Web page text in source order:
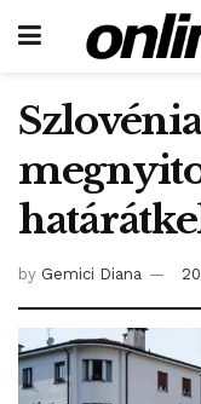
by Gemici Diana